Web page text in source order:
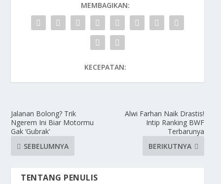
MEMBAGIKAN:
KECEPATAN:
Jalanan Bolong? Trik
Ngerem Ini Biar Motormu
Gak ‘Gubrak’
SEBELUMNYA
Alwi Farhan Naik Drastis!
Intip Ranking BWF
Terbarunya
BERIKUTNYA
TENTANG PENULIS